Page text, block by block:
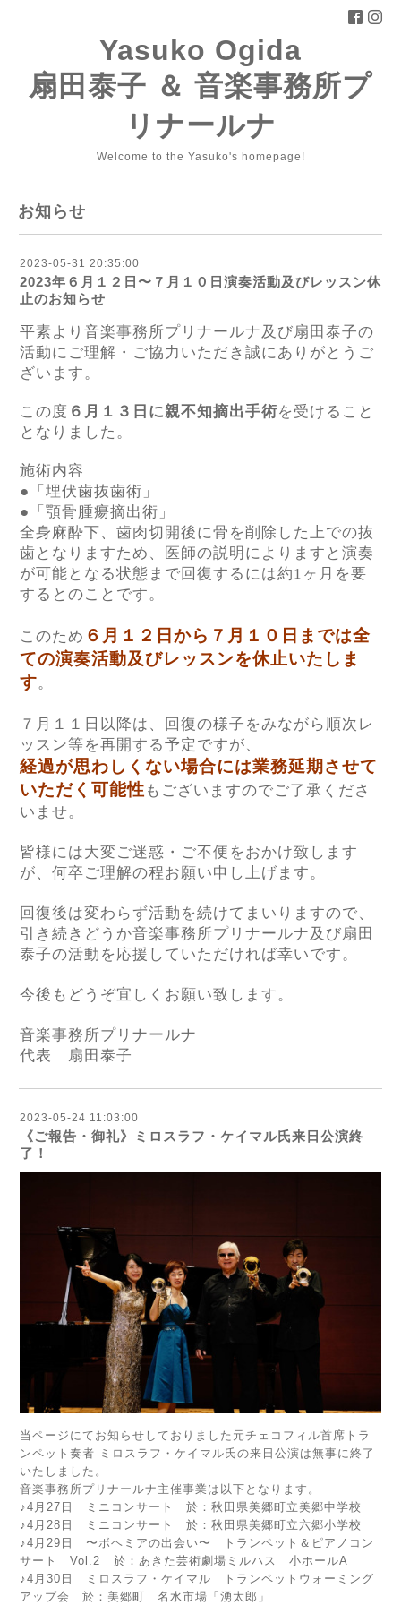
Yasuko Ogida
扇田泰子 ＆ 音楽事務所プ
リナールナ
Welcome to the Yasuko's homepage!
お知らせ
2023-05-31 20:35:00
2023年６月１２日〜７月１０日演奏活動及びレッスン休
止のお知らせ
平素より音楽事務所プリナールナ及び扇田泰子の
活動にご理解・ご協力いただき誠にありがとうご
ざいます。
この度 ６月１３日に親不知摘出手術を受けること
となりました。
施術内容
●「埋伏歯抜歯術」
●「顎骨腫瘍摘出術」
全身麻酔下、歯肉切開後に骨を削除した上での抜
歯となりますため、医師の説明によりますと演奏
が可能となる状態まで回復するには約1 ヶ月を要
するとのことです。
このため ６月１２日から７月１０日までは全
ての演奏活動及びレッスンを休止いたしま
す。
７月１１日以降は、回復の様子をみながら順次レ
ッスン等を再開する予定ですが、
経過が思わしくない場合には業務延期させて
いただく可能性 もございますのでご了承くださ
いませ。
皆様には大変ご迷惑・ご不便をおかけ致します
が、何卒ご理解の程お願い申し上げます。
回復後は変わらず活動を続けてまいりますので、
引き続きどうか音楽事務所プリナールナ及び扇田
泰子の活動を応援していただければ幸いです。
今後もどうぞ宜しくお願い致します。
音楽事務所プリナールナ
代表 扇田泰子
2023-05-24 11:03:00
《ご報告・御礼》ミロスラフ・ケイマル氏来日公演終
了！
当ページにてお知らせしておりました元チェコフィル首席トラ
ンペット奏者 ミロスラフ・ケイマル氏の来日公演は無事に終了
いたしました。
音楽事務所プリナールナ主催事業は以下となります。
♪4月27日 ミニコンサート 於：秋田県美郷町立美郷中学校
♪4月28日 ミニコンサート 於：秋田県美郷町立六郷小学校
♪4月29日 〜ボヘミアの出会い〜 トランペット＆ピアノコン
サート Vol.2 於：あきた芸術劇場ミルハス 小ホールA
♪4月30日 ミロスラフ・ケイマル トランペットウォーミング
アップ会 於：美郷町 名水市場「湧太郎」